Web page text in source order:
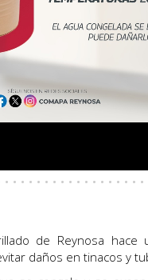
· · · · · · · · · · · · · · · ·
de Reynosa
daños en tinacos y